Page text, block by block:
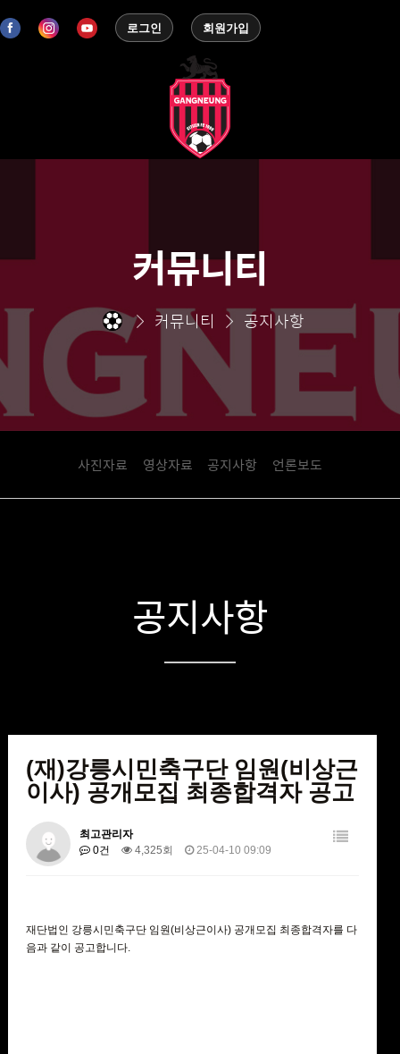
로그인 회원가입
커뮤니티
커뮤니티 공지사항
사진자료 영상자료 공지사항 언론보도
공지사항
(재)강릉시민축구단 임원(비상근
이사) 공개모집 최종합격자 공고
최고관리자
0건
4,325회 25-04-10 09:09
재단법인 강릉시민축구단 임원(비상근이사) 공개모집 최종합격자를 다
음과 같이 공고합니다.